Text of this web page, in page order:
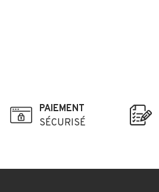
PAIEMENT
SÉCURISÉ